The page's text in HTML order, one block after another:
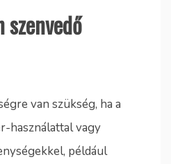
szenvedő
van szükség, ha a
használattal vagy
például